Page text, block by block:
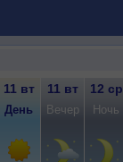
11 вт 11 вт 12 ср
День Вечер Ночь